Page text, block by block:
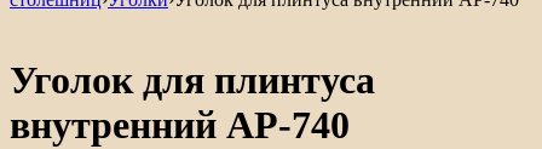
Уголок для плинтуса
внутренний АР-740